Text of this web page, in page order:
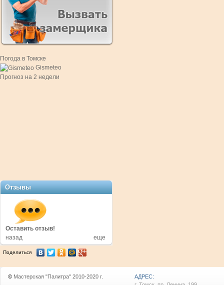
Погода в Томске
Gismeteo
Прогноз на 2 недели
Отзывы
Оставить отзыв!
назад
еще
Поделиться
© Мастерская "Палитра" 2010-2020 г.
АДРЕС: